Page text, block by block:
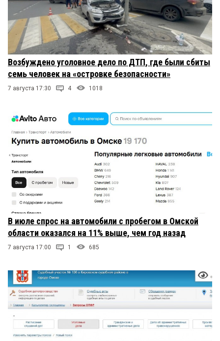
Возбуждено уголовное дело по ДТП, где были сбиты
семь человек на «островке безопасности»
7 августа 17:30 4 1018
В июле спрос на автомобили с пробегом в Омской
области оказался на 11% выше, чем год назад
7 августа 17:00 1 685